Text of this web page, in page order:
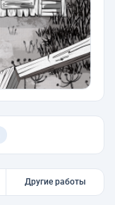
Другие работы